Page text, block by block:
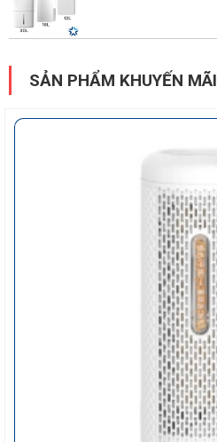
SẢN PHẨM KHUYẾN MÃI